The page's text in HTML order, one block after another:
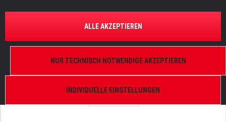
LITECRAFT HELD SLNT WW
INDIVIDUELLE EINSTELLUNGEN
NUR TECHNISCH NOTWENDIGE AKZEPTIEREN
ALLE AKZEPTIEREN